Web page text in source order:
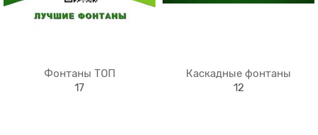
Фонтаны ТОП
17
Каскадные фонтаны
12